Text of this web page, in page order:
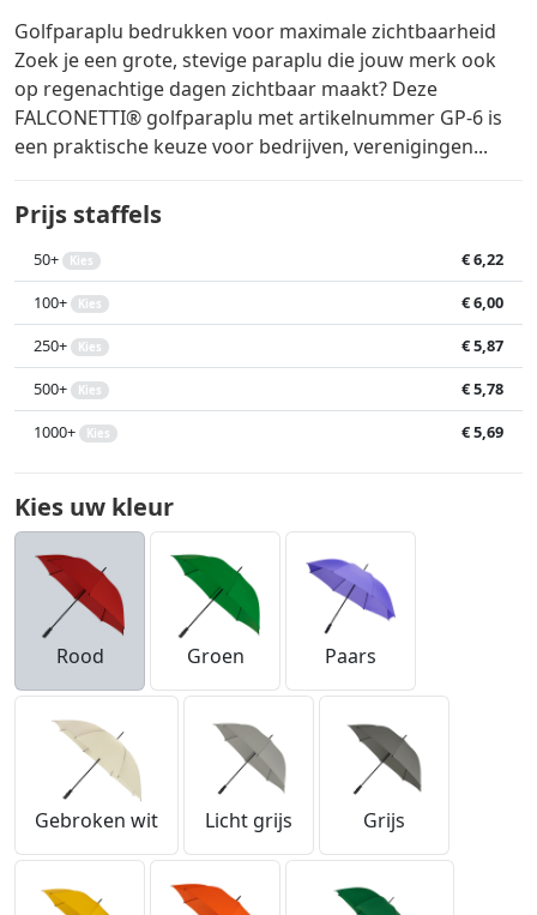
Golfparaplu bedrukken voor maximale zichtbaarheid
Zoek je een grote, stevige paraplu die jouw merk ook
op regenachtige dagen zichtbaar maakt? Deze
FALCONETTI® golfparaplu met artikelnummer GP-6 is
een praktische keuze voor bedrijven, verenigingen...
Prijs staffels
€ 6,22
50+ Kies
€ 6,00
100+ Kies
€ 5,87
250+ Kies
€ 5,78
500+ Kies
€ 5,69
1000+ Kies
Kies uw kleur
Rood Groen Paars
Gebroken wit Licht grijs Grijs